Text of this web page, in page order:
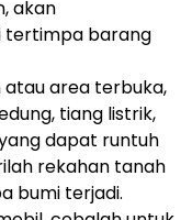
akan
tertimpa barang
atau area terbuka,
tiang listrik,
dapat runtuh
rekahan tanah
bumi terjadi.